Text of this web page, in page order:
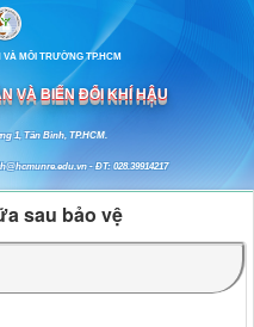
MÔI TRƯỜNG TP.HCM
VÀ BIẾN ĐỔI KHÍ HẬU
1, Tân Bình, TP.HCM.
- ĐT: 028.39914217
sau bảo vệ